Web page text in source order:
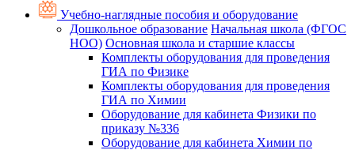
Учебно-наглядные пособия и оборудование
Дошкольное образование Начальная школа (ФГОС
НОО) Основная школа и старшие классы
Комплекты оборудования для проведения
ГИА по Физике
Комплекты оборудования для проведения
ГИА по Химии
Оборудование для кабинета Физики по
приказу №336
Оборудование для кабинета Химии по